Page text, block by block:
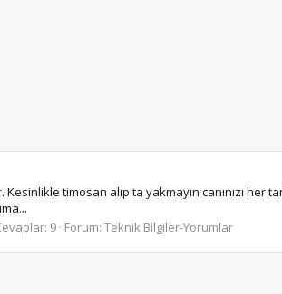
timosan alıp ta yakmayın canınızı
9 Forum: Teknik Bilgiler-Yorumlar